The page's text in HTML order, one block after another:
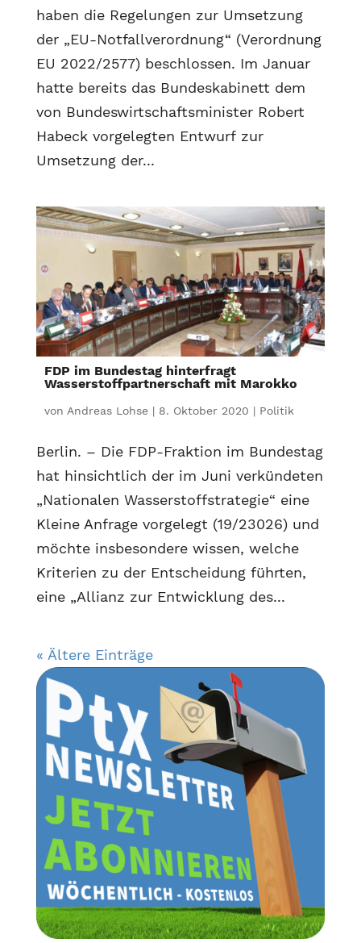
haben die Regelungen zur Umsetzung
der „EU-Notfallverordnung“ (Verordnung
EU 2022/2577) beschlossen. Im Januar
hatte bereits das Bundeskabinett dem
von Bundeswirtschaftsminister Robert
Habeck vorgelegten Entwurf zur
Umsetzung der...
FDP im Bundestag hinterfragt
Wasserstoffpartnerschaft mit Marokko
von Andreas Lohse| 8. Oktober 2020 | Politik
Berlin. – Die FDP-Fraktion im Bundestag
hat hinsichtlich der im Juni verkündeten
„Nationalen Wasserstoffstrategie“ eine
Kleine Anfrage vorgelegt (19/23026) und
möchte insbesondere wissen, welche
Kriterien zu der Entscheidung führten,
eine „Allianz zur Entwicklung des...
« Ältere Einträge